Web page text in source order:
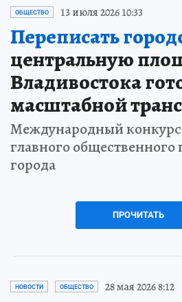
ОБЩЕСТВО 13 июля 2026 10:33
Переписать
центральную
Владивостока
масштабной
Международный конкурс
главного общественного
города
ПРОЧИТАТЬ
НОВОСТИ ОБЩЕСТВО 28 мая 2026 8:12